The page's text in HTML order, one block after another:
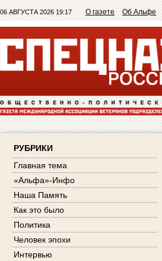
06 АВГУСТА 2026 19:17 О газете Об Альфе
РУБРИКИ
Главная тема
«Альфа»-Инфо
Наша Память
Как это было
Политика
Человек эпохи
Интервью